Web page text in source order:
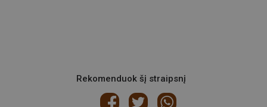
Rekomenduok šį straipsnį